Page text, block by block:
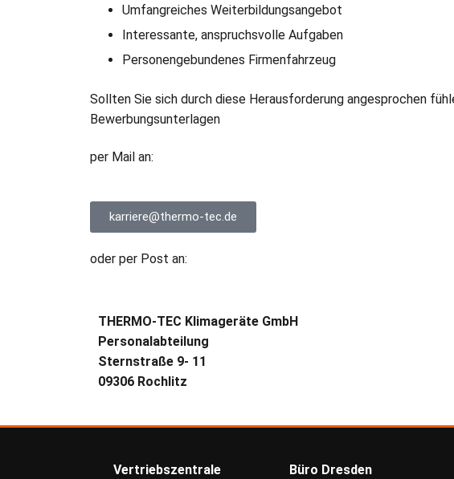
Umfangreiches Weiterbildungsangebot
Interessante, anspruchsvolle Aufgaben
Personengebundenes Firmenfahrzeug
Sollten Sie sich durch diese Herausforderung angesprochen
Bewerbungsunterlagen
per Mail an:
karriere@thermo-tec.de
oder per Post an:
THERMO-TEC Klimageräte GmbH
Personalabteilung
Sternstraße 9- 11
09306 Rochlitz
Vertriebszentrale
Büro Dresden